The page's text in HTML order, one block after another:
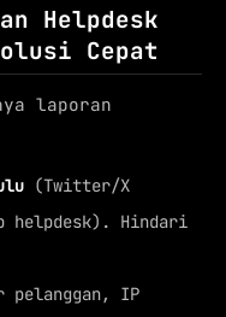
Helpdesk
Cepat
laporan
(Twitter/X
Hindari
pelanggan, IP